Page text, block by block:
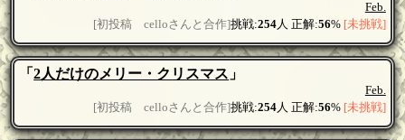
Feb.
挑戦:254人 正解:56% [未挑戦]
[初投稿 celloさんと合作]
「2人だけのメリー・クリスマス 」
Feb.
挑戦:254人 正解:56% [未挑戦]
[初投稿 celloさんと合作]